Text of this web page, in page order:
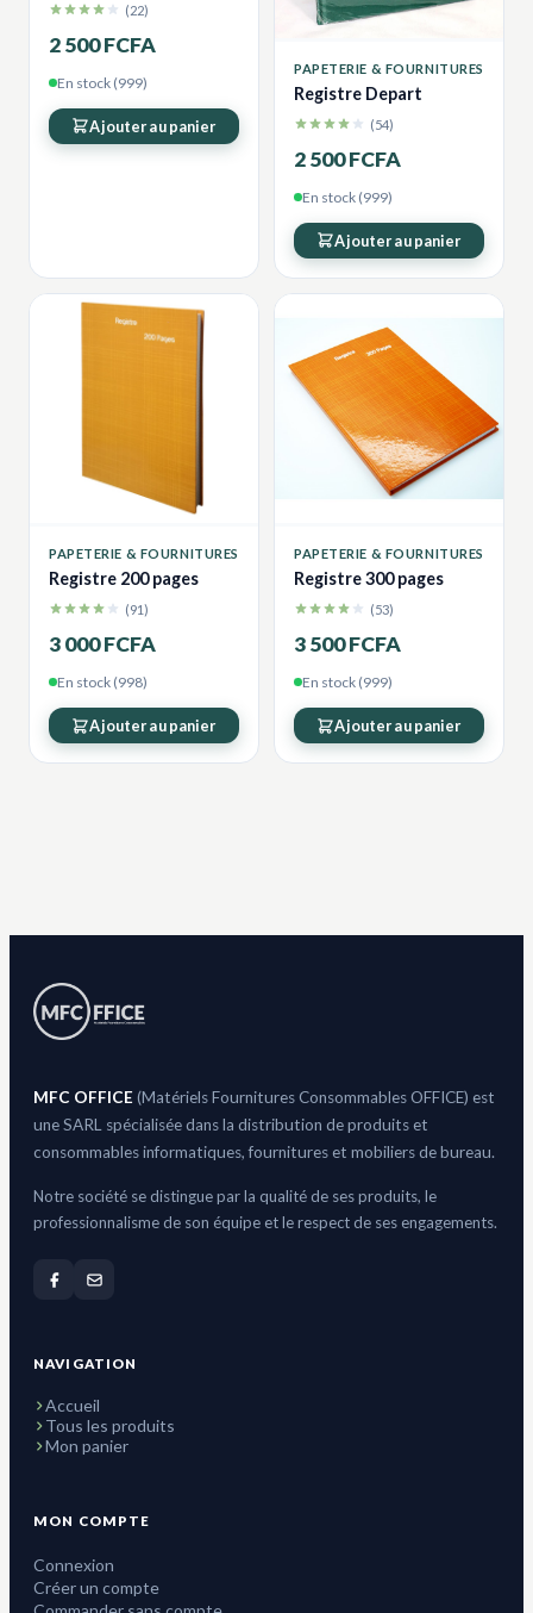
(22)
2 500 FCFA
En stock (999)
Ajouter au panier
PAPETERIE & FOURNITURES
Registre Depart
(54)
2 500 FCFA
En stock (999)
Ajouter au panier
PAPETERIE & FOURNITURES
Registre 200 pages
(91)
3 000 FCFA
En stock (998)
Ajouter au panier
PAPETERIE & FOURNITURES
Registre 300 pages
(53)
3 500 FCFA
En stock (999)
Ajouter au panier
MFC OFFICE (Matériels Fournitures Consommables OFFICE) est
une SARL spécialisée dans la distribution de produits et
consommables informatiques, fournitures et mobiliers de bureau.
Notre société se distingue par la qualité de ses produits, le
professionnalisme de son équipe et le respect de ses engagements.
NAVIGATION
Accueil
Tous les produits
Mon panier
MON COMPTE
Connexion
Créer un compte